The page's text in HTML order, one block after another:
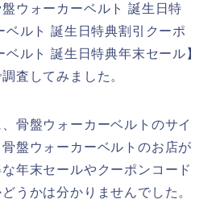
ウォーカーベルト 誕生日特
ベルト 誕生日特典割引クーポ
ルト 誕生日特典年末セール】
査してみました。
骨盤ウォーカーベルトのサイ
盤ウォーカーベルトのお店が
年末セールやクーポンコード
うかは分かりませんでした。